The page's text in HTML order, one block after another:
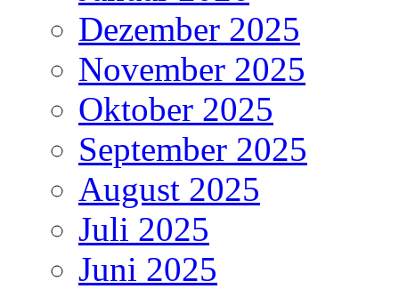
Dezember 2025
November 2025
Oktober 2025
September 2025
August 2025
Juli 2025
Juni 2025